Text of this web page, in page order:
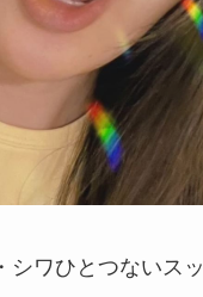
シワひとつないス